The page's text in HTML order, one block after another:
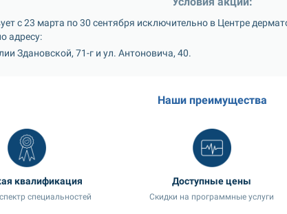
с 23 марта по 30 сентября исключительно в Центре
адресу:
Здановской, 71-г и ул. Антоновича, 40.
Наши преимущества
квалификация
специальностей
Доступные цены
Скидки на программные услуги